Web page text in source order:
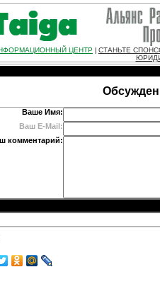
ЦЕНТР СТАНЬТЕ
Ваше Имя:
Ваш E-Mail:
комментарий: